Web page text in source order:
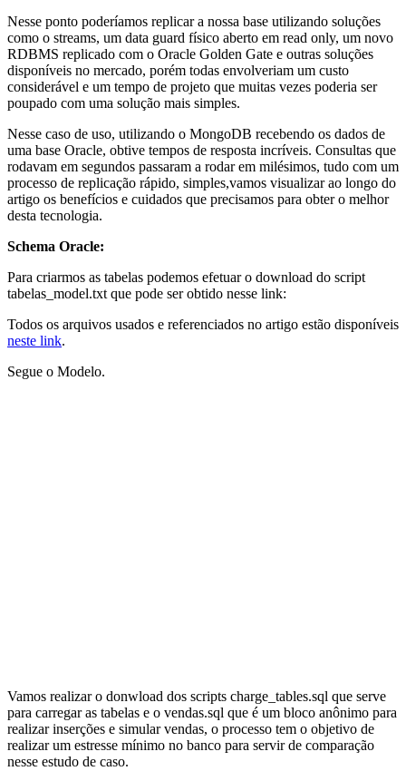
Nesse ponto poderíamos replicar a nossa base utilizando soluções
como o streams, um data guard físico aberto em read only, um novo
RDBMS replicado com o Oracle Golden Gate e outras soluções
disponíveis no mercado, porém todas envolveriam um custo
considerável e um tempo de projeto que muitas vezes poderia ser
poupado com uma solução mais simples.
Nesse caso de uso, utilizando o MongoDB recebendo os dados de
uma base Oracle, obtive tempos de resposta incríveis. Consultas que
rodavam em segundos passaram a rodar em milésimos, tudo com um
processo de replicação rápido, simples,vamos visualizar ao longo do
artigo os benefícios e cuidados que precisamos para obter o melhor
desta tecnologia.
Schema Oracle:
Para criarmos as tabelas podemos efetuar o download do script
tabelas_model.txt que pode ser obtido nesse link:
Todos os arquivos usados e referenciados no artigo estão disponíveis
neste link.
Segue o Modelo.
Vamos realizar o donwload dos scripts charge_tables.sql que serve
para carregar as tabelas e o vendas.sql que é um bloco anônimo para
realizar inserções e simular vendas, o processo tem o objetivo de
realizar um estresse mínimo no banco para servir de comparação
nesse estudo de caso.